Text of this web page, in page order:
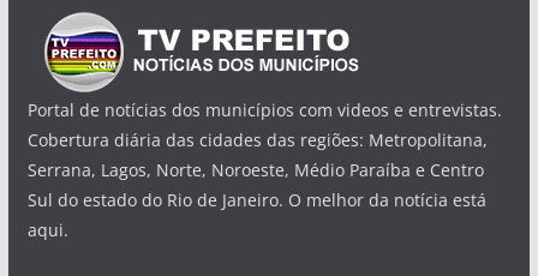
Portal de notícias dos municípios com videos e entrevistas.
Cobertura diária das cidades das regiões: Metropolitana,
Serrana, Lagos, Norte, Noroeste, Médio Paraíba e Centro
Sul do estado do Rio de Janeiro. O melhor da notícia está
aqui.